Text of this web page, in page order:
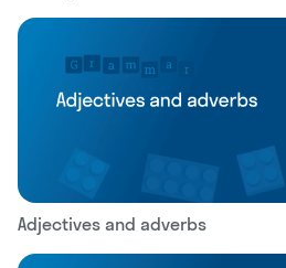
Adjectives and adverbs